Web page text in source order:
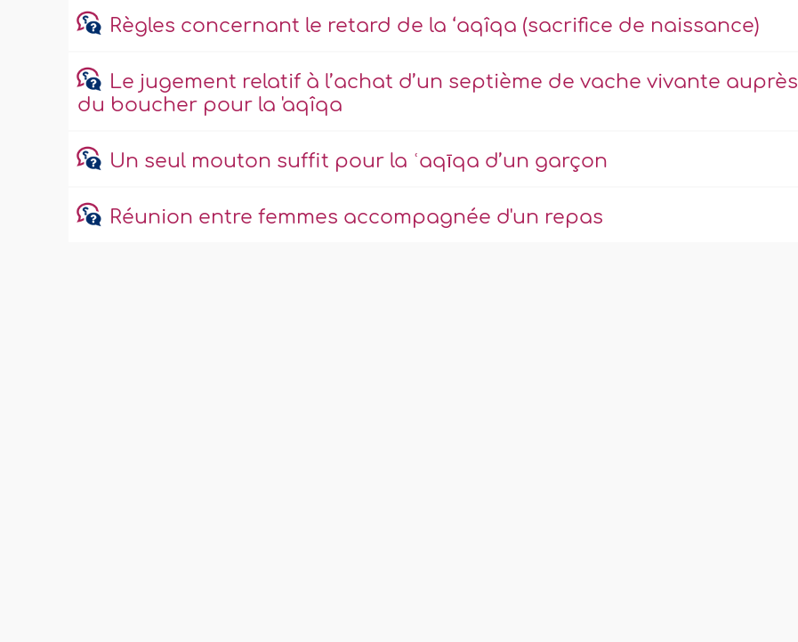
Règles concernant le retard de la ‘aqîqa (sacrifice de naissance)
Le jugement relatif à l’achat d’un septième de vache vivante auprès
du boucher pour la 'aqîqa
Un seul mouton suffit pour la ʿaqīqa d’un garçon
Réunion entre femmes accompagnée d'un repas